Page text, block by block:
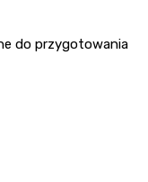
do przygotowania